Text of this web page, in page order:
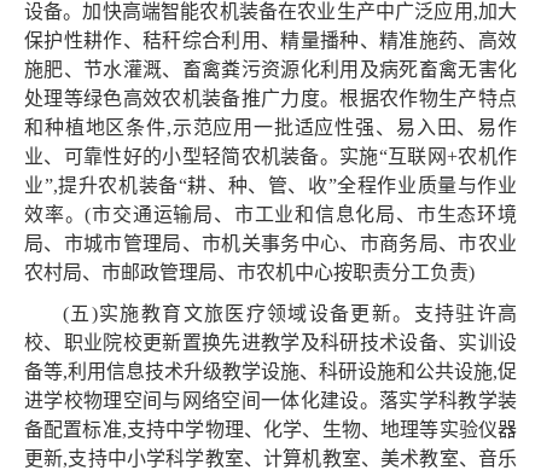
设备。加快高端智能农机装备在农业生产中广泛应用,加大
保护性耕作、秸秆综合利用、精量播种、精准施药、高效
施肥、节水灌溉、畜禽粪污资源化利用及病死畜禽无害化
处理等绿色高效农机装备推广力度。根据农作物生产特点
和种植地区条件,示范应用一批适应性强、易入田、易作
业、可靠性好的小型轻简农机装备。实施“互联网+农机作
业”,提升农机装备“耕、种、管、收”全程作业质量与作业
效率。(市交通运输局、市工业和信息化局、市生态环境
局、市城市管理局、市机关事务中心、市商务局、市农业
农村局、市邮政管理局、市农机中心按职责分工负责)
(五)实施教育文旅医疗领域设备更新。支持驻许高
校、职业院校更新置换先进教学及科研技术设备、实训设
备等,利用信息技术升级教学设施、科研设施和公共设施,促
进学校物理空间与网络空间一体化建设。落实学科教学装
备配置标准,支持中学物理、化学、生物、地理等实验仪器
更新,支持中小学科学教室、计算机教室、美术教室、音乐